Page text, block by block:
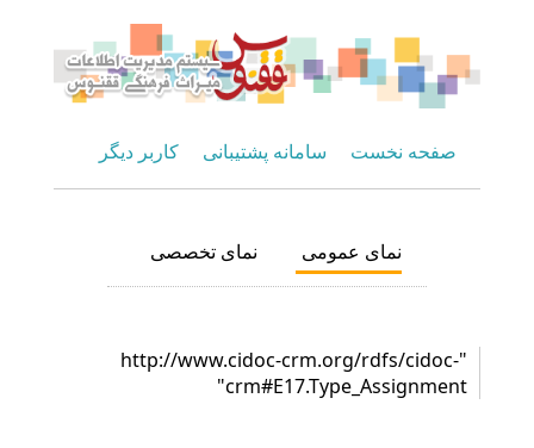
صفحه نخست سامانه پشتیبانی کاربر دیگر
نمای عمومی نمای تخصصی
"http://www.cidoc-crm.org/rdfs/cidoc-
crm#E17.Type_Assignment"